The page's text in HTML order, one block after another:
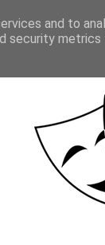
and to
security